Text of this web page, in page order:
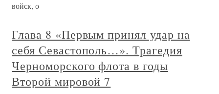
войск, о
Глава 8 «Первым принял удар на
себя Севастополь…». Трагедия
Черноморского флота в годы
Второй мировой 7